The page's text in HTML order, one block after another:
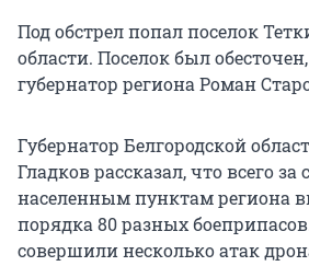
Под обстрел попал поселок
области. Поселок был
губернатор региона Роман
Губернатор Белгородской
Гладков рассказал, что всего за
населенным пунктам региона
порядка 80 разных
совершили несколько атак